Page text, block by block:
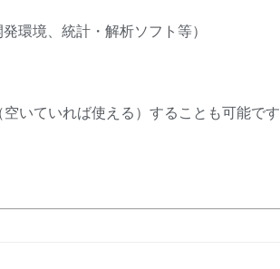
環境、統計・解析ソフト等）
いていれば使える）することも可能です